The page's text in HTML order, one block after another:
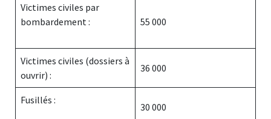
Victimes civiles par
bombardement :
55 000
Victimes civiles (dossiers à
ouvrir) :
36 000
Fusillés :
30 000